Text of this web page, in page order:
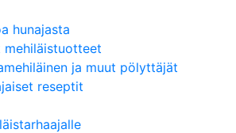
hunajasta
mehiläistuotteet
ja muut pölyttäjät
reseptit